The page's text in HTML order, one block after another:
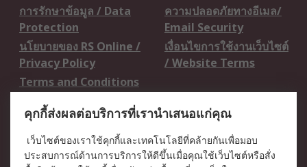
การรักษาข้อมูล / Data
Protection
ความปลอดภัยทางอีเมล/
Email Security
นโยบายของ RS Online /
Privacy Policy
เงื่อนไขการใช้งานเว็บไซต์
/ Website Terms
Terms and Conditions
เกี่ยวกับ RS / About RS
RS ทั่วโลก / RS ข่าวประชาสัมพันธ์ / Press
คุกกี้ส่งผลต่อบริการที่เรานำเสนอแก่คุณ
เว็บไซต์ของเราใช้คุกกี้และเทคโนโลยีที่คล้ายกันเพื่อมอบ
ประสบการณ์ด้านการบริการให้ดีขึ้นเมื่อคุณใช้เว็บไซต์หรือสั่ง